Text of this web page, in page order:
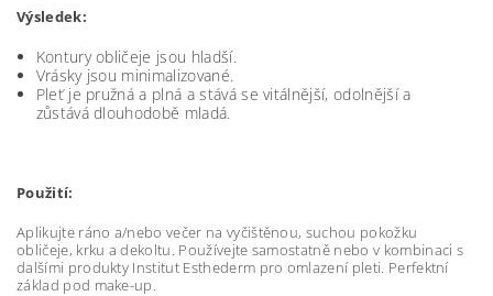
Výsledek:
Kontury obličeje jsou hladší.
Vrásky jsou minimalizované.
Pleť je pružná a plná a stává se vitálnější, odolnější a
zůstává dlouhodobě mladá.
Použití:
Aplikujte ráno a/nebo večer na vyčištěnou, suchou pokožku
obličeje, krku a dekoltu. Používejte samostatně nebo v kombinaci s
dalšími produkty Institut Esthederm pro omlazení pleti. Perfektní
základ pod make-up.